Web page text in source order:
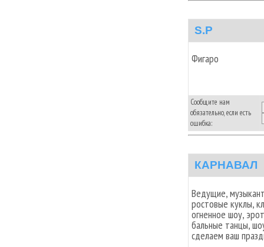
S.P
Фигаро
Сообщите нам
обязательно, если есть
ошибка:
КАРНАВАЛ
Ведущие,
ростовые куклы,
огненное шоу,
бальные танцы,
сделаем ваш